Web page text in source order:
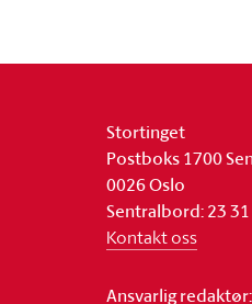
Stortinget
Postboks 1700
0026 Oslo
Sentralbord: 23
Kontakt oss
Ansvarlig